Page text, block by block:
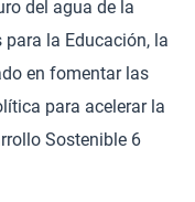
del agua de la
la Educación, la
en fomentar las
para acelerar la
Sostenible 6